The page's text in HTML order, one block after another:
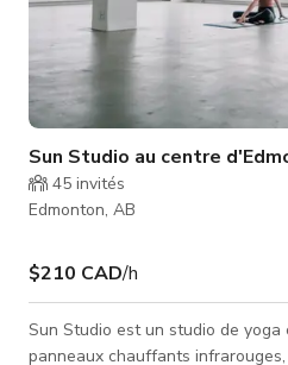
Sun Studio au centre
45 invités
Edmonton, AB
$210 CAD/h
Sun Studio est un studio de yoga
panneaux chauffants